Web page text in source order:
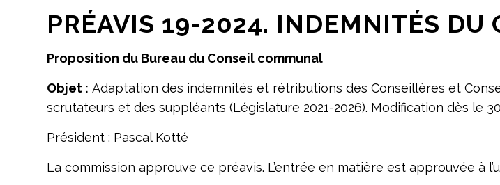
PRÉAVIS 19-2024. INDEMNITÉS DU
Proposition du Bureau du Conseil communal
Objet : Adaptation des indemnités et rétributions des Conseillères et
scrutateurs et des suppléants (Législature 2021-2026). Modification dès le
Président : Pascal Kotté
La commission approuve ce préavis. L’entrée en matière est approuvée à